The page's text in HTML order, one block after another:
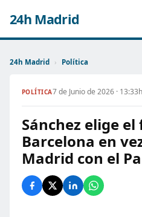
24h Madrid
24h Madrid › Política
POLÍTICA7 de Junio de 2026 · 13:33h
Sánchez elige
Barcelona en
Madrid con el